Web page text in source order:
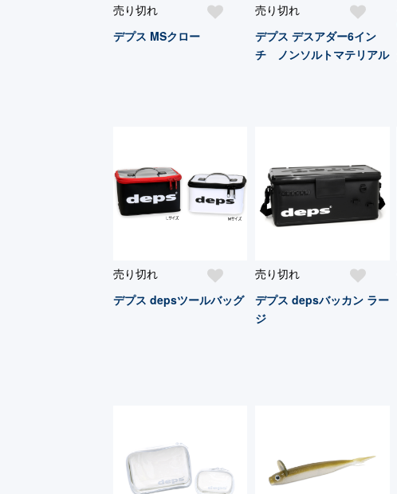
売り切れ
デプス MSクロー
売り切れ
デプス デスアダー6イン
チ ノンソルトマテリアル
売り切れ
デプス depsツールバッグ
売り切れ
デプス depsバッカン ラー
ジ